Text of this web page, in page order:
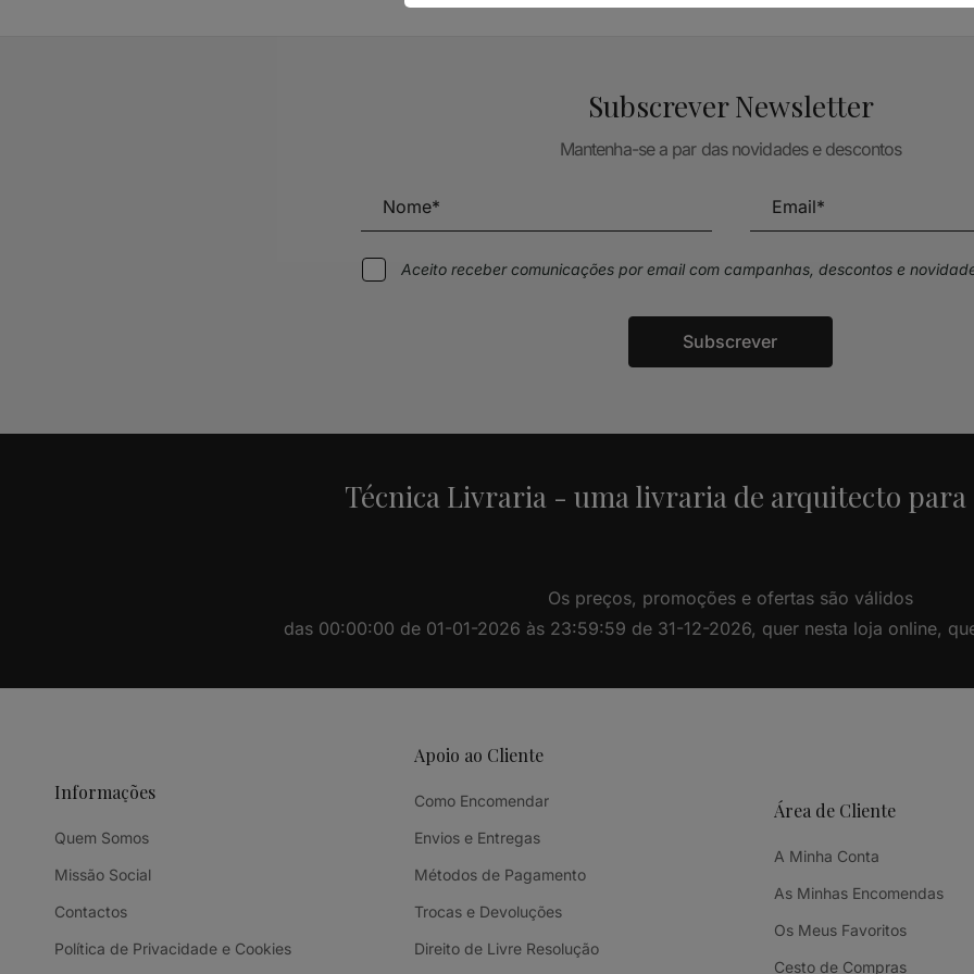
Subscrever Newsletter
Mantenha-se a par das novidades e descontos
Aceito receber comunicações por email com campanhas, descontos e
Subscrever
Técnica Livraria - uma livraria de arquitecto
Os preços, promoções e ofertas são válidos
das 00:00:00 de 01-01-2026 às 23:59:59 de 31-12-2026, quer nesta loja online,
Informações
Quem Somos
Missão Social
Contactos
Política de Privacidade e Cookies
Apoio ao Cliente
Como Encomendar
Envios e Entregas
Métodos de Pagamento
Trocas e Devoluções
Direito de Livre Resolução
Área de Cliente
A Minha Conta
As Minhas Encomendas
Os Meus Favoritos
Cesto de Compras